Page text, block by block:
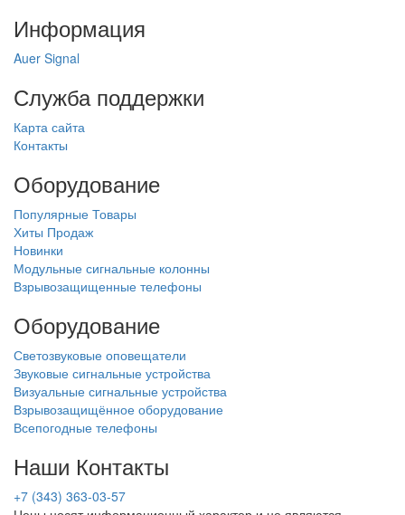
Информация
Auer Signal
Служба поддержки
Карта сайта
Контакты
Оборудование
Популярные Товары
Хиты Продаж
Новинки
Модульные сигнальные колонны
Взрывозащищенные телефоны
Оборудование
Светозвуковые оповещатели
Звуковые сигнальные устройства
Визуальные сигнальные устройства
Взрывозащищённое оборудование
Всепогодные телефоны
Наши Контакты
+7 (343) 363-03-57